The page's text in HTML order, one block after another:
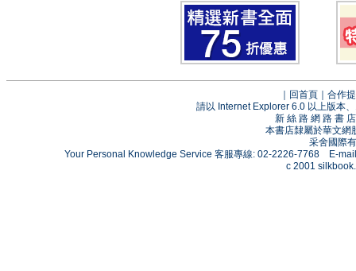
回首頁
合作
請以 Internet Explorer 6.0 以上版本
新 絲 路 網 路 書
本書店隸屬於華文網
采舍國際
Your Personal Knowledge Service 客服專線: 02-2226-7768 E-
c 2001